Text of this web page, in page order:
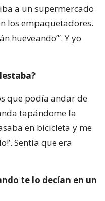
a un supermercado
los empaquetadores.
hueveando”’. Y yo
que podía andar de
tapándome la
en bicicleta y me
Sentía que era
te lo decían en un